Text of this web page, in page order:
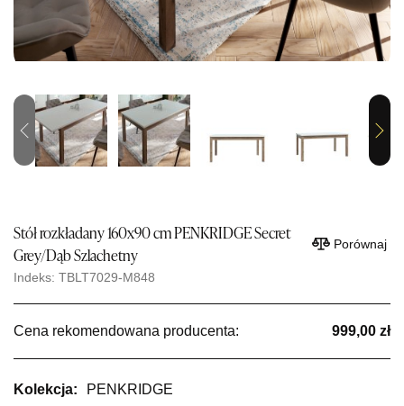
Previous Next
Stół rozkładany 160x90 cm PENKRIDGE Secret
Grey/Dąb Szlachetny
Indeks: TBLT7029-M848
Porównaj
Cena rekomendowana producenta: 999,00 zł
Kolekcja:
PENKRIDGE